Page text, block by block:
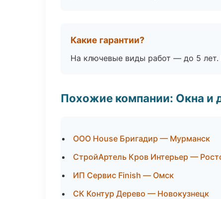
Какие гарантии?
На ключевые виды работ — до 5 лет.
Похожие компании: Окна и
ООО House Бригадир — Мурманск
СтройАртель Кров Интерьер —
ИП Сервис Finish — Омск
СК Контур Дерево — Новокузнецк